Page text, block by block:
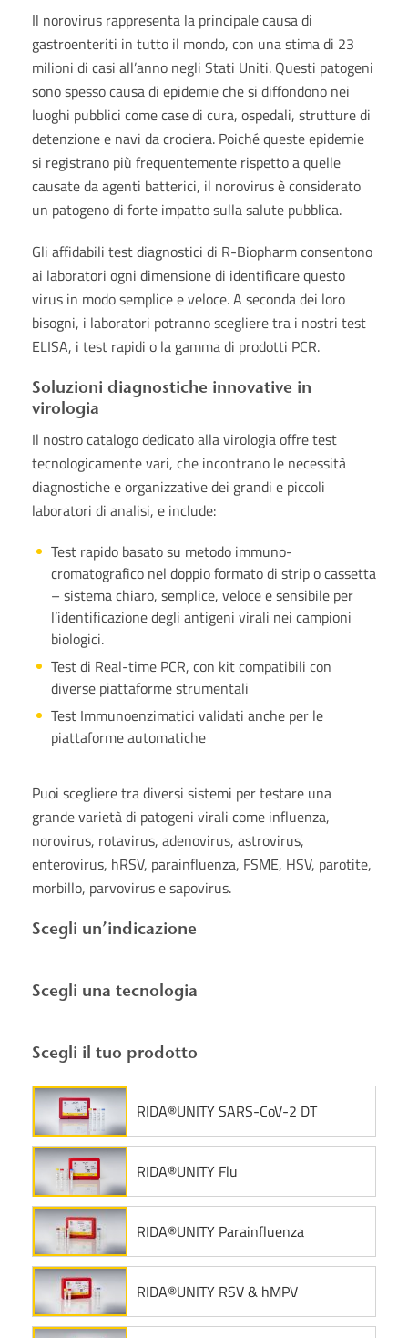
Il norovirus rappresenta la principale causa di
gastroenteriti in tutto il mondo, con una stima di 23
milioni di casi all’anno negli Stati Uniti. Questi patogeni
sono spesso causa di epidemie che si diffondono nei
luoghi pubblici come case di cura, ospedali, strutture di
detenzione e navi da crociera. Poiché queste epidemie
si registrano più frequentemente rispetto a quelle
causate da agenti batterici, il norovirus è considerato
un patogeno di forte impatto sulla salute pubblica.
Gli affidabili test diagnostici di R-Biopharm consentono
ai laboratori ogni dimensione di identificare questo
virus in modo semplice e veloce. A seconda dei loro
bisogni, i laboratori potranno scegliere tra i nostri test
ELISA, i test rapidi o la gamma di prodotti PCR.
Soluzioni diagnostiche innovative in
virologia
Il nostro catalogo dedicato alla virologia offre test
tecnologicamente vari, che incontrano le necessità
diagnostiche e organizzative dei grandi e piccoli
laboratori di analisi, e include:
Test rapido basato su metodo immuno-
cromatografico nel doppio formato di strip o cassetta
– sistema chiaro, semplice, veloce e sensibile per
l’identificazione degli antigeni virali nei campioni
biologici.
Test di Real-time PCR, con kit compatibili con
diverse piattaforme strumentali
Test Immunoenzimatici validati anche per le
piattaforme automatiche
Puoi scegliere tra diversi sistemi per testare una
grande varietà di patogeni virali come influenza,
norovirus, rotavirus, adenovirus, astrovirus,
enterovirus, hRSV, parainfluenza, FSME, HSV, parotite,
morbillo, parvovirus e sapovirus.
Scegli un’indicazione
Scegli una tecnologia
Scegli il tuo prodotto
RIDA®UNITY SARS-CoV-2 DT
RIDA®UNITY Flu
RIDA®UNITY Parainfluenza
RIDA®UNITY RSV & hMPV